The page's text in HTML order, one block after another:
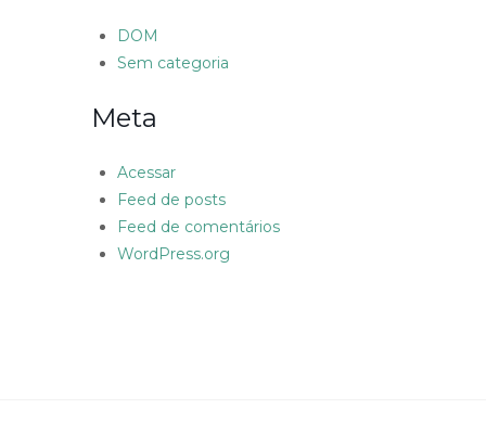
DOM
Sem categoria
Meta
Acessar
Feed de posts
Feed de comentários
WordPress.org